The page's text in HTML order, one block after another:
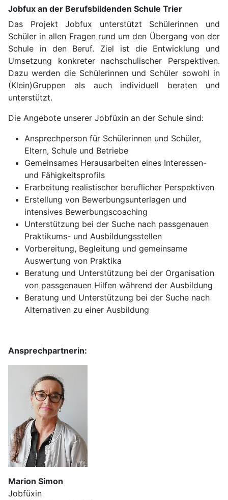
Jobfux an der Berufsbildenden Schule Trier
Das Projekt Jobfux unterstützt Schülerinnen und
Schüler in allen Fragen rund um den Übergang von der
Schule in den Beruf. Ziel ist die Entwicklung und
Umsetzung konkreter nachschulischer Perspektiven.
Dazu werden die Schülerinnen und Schüler sowohl in
(Klein)Gruppen als auch individuell beraten und
unterstützt.
Die Angebote unserer Jobfüxin an der Schule sind:
Ansprechperson für Schülerinnen und Schüler,
Eltern, Schule und Betriebe
Gemeinsames Herausarbeiten eines Interessen-
und Fähigkeitsprofils
Erarbeitung realistischer beruflicher Perspektiven
Erstellung von Bewerbungsunterlagen und
intensives Bewerbungscoaching
Unterstützung bei der Suche nach passgenauen
Praktikums- und Ausbildungsstellen
Vorbereitung, Begleitung und gemeinsame
Auswertung von Praktika
Beratung und Unterstützung bei der Organisation
von passgenauen Hilfen während der Ausbildung
Beratung und Unterstützung bei der Suche nach
Alternativen zu einer Ausbildung
Ansprechpartnerin:
Marion Simon
Jobfüxin